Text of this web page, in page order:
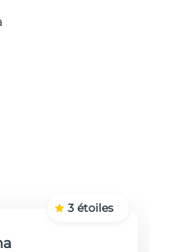
3 étoiles